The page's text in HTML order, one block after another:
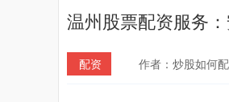
温州股票配资服务
配资 作者：炒股如何